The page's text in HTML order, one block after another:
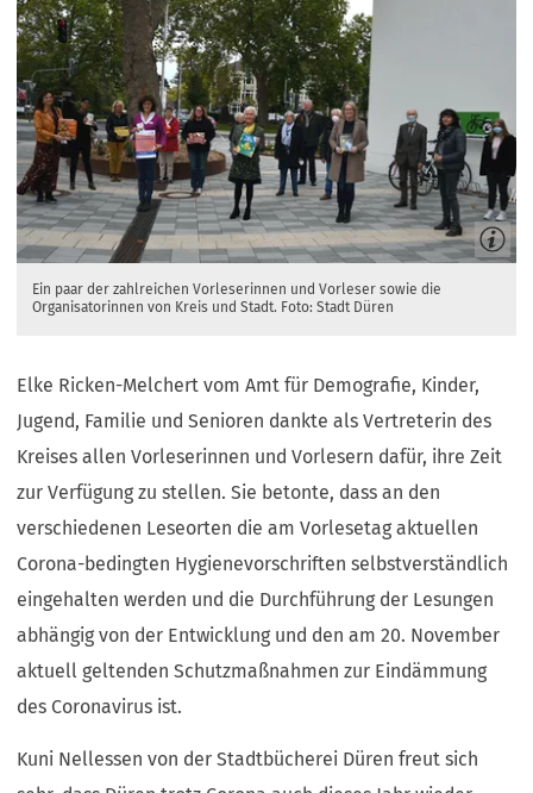
Ein paar der zahlreichen Vorleserinnen und Vorleser sowie die
Organisatorinnen von Kreis und Stadt. Foto: Stadt Düren
Elke Ricken-Melchert vom Amt für Demografie, Kinder,
Jugend, Familie und Senioren dankte als Vertreterin des
Kreises allen Vorleserinnen und Vorlesern dafür, ihre Zeit
zur Verfügung zu stellen. Sie betonte, dass an den
verschiedenen Leseorten die am Vorlesetag aktuellen
Corona-bedingten Hygienevorschriften selbstverständlich
eingehalten werden und die Durchführung der Lesungen
abhängig von der Entwicklung und den am 20. November
aktuell geltenden Schutzmaßnahmen zur Eindämmung
des Coronavirus ist.
Kuni Nellessen von der Stadtbücherei Düren freut sich